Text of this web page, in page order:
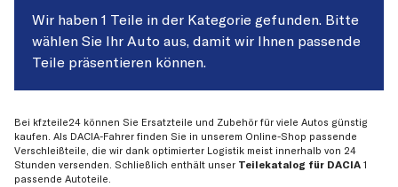
Wir haben 1 Teile in der Kategorie gefunden. Bitte
wählen Sie Ihr Auto aus, damit wir Ihnen passende
Teile präsentieren können.
Bei kfzteile24 können Sie Ersatzteile und Zubehör für viele Autos günstig
kaufen. Als DACIA-Fahrer finden Sie in unserem Online-Shop passende
Verschleißteile, die wir dank optimierter Logistik meist innerhalb von 24
Stunden versenden. Schließlich enthält unser Teilekatalog für DACIA 1
passende Autoteile.